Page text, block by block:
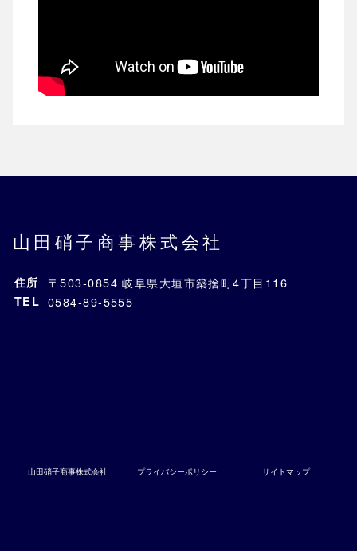
山田硝子商事株式会社
住所 〒503-0854 岐阜県大垣市築捨町4丁目116
TEL 0584-89-5555
山田硝子商事株式会社 プライバシーポリシー サイトマップ